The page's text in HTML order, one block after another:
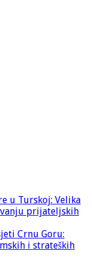
u Turskoj: Velika
prijateljskih
Crnu Goru:
i strateških